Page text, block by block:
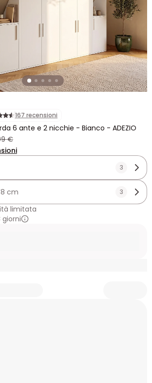
167 recensioni
6 ante e 2 nicchie - Bianco - ADEZIO
€
3
cm 3
limitata
giorni